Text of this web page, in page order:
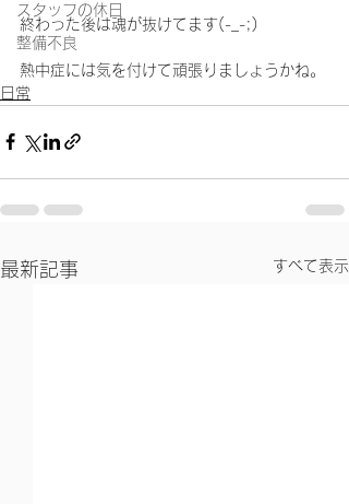
スタッフの休日
整備不良
終わった後は魂が抜けてます(-_-;)
熱中症には気を付けて頑張りましょうかね。
日常
最新記事 すべて表示